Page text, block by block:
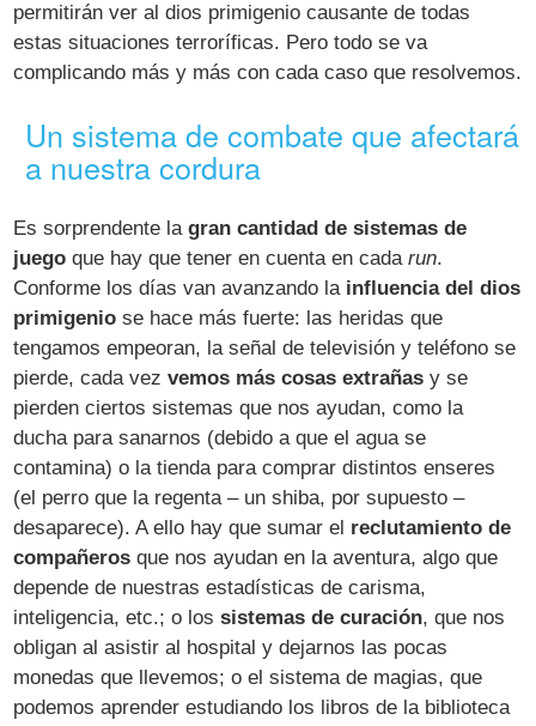
permitirán ver al dios primigenio causante de todas
estas situaciones terroríficas. Pero todo se va
complicando más y más con cada caso que resolvemos.
Un sistema de combate que afectará
a nuestra cordura
Es sorprendente lagran cantidad de sistemas de
juego que hay que tener en cuenta en cadarun.
Conforme los días van avanzando la influencia del dios
primigenio se hace más fuerte: las heridas que
tengamos empeoran, la señal de televisión y teléfono se
pierde, cada vezvemos más cosas extrañas y se
pierden ciertos sistemas que nos ayudan, como la
ducha para sanarnos (debido a que el agua se
contamina) o la tienda para comprar distintos enseres
(el perro que la regenta – un shiba, por supuesto –
desaparece). A ello hay que sumar el reclutamiento de
compañeros que nos ayudan en la aventura, algo que
depende de nuestras estadísticas de carisma,
inteligencia, etc.; o lossistemas de curación, que nos
obligan al asistir al hospital y dejarnos las pocas
monedas que llevemos; o el sistema de magias, que
podemos aprender estudiando los libros de la biblioteca